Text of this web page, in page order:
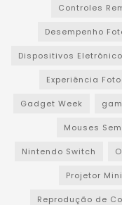
Controles
Desempenho
Dispositivos
Experiência
Gadget Week
Mouses
Nintendo Switch
Projetor Mini
Reprodução de